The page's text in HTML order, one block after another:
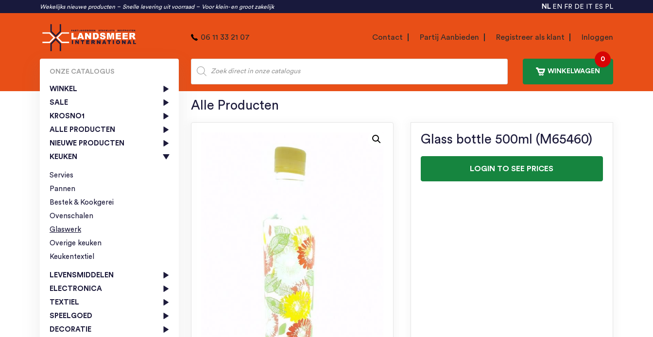
Wekelijks nieuwe producten Snelle levering uit voorraad Voor klein- en groot zakelijk NL EN FR DE IT ES PL
06 11 33 21 07 Contact Partij Aanbieden Registreer als klant Inloggen
Producten
zoeken
WINKELWAGEN
0
ONZE CATALOGUS
WINKEL
SALE
KROSNO1
ALLE PRODUCTEN
NIEUWE PRODUCTEN
KEUKEN
Servies
Pannen
Bestek & Kookgerei
Ovenschalen
Glaswerk
Overige keuken
Keukentextiel
LEVENSMIDDELEN
ELECTRONICA
TEXTIEL
SPEELGOED
DECORATIE
Alle Producten
Glass bottle 500ml (M65460)
LOGIN TO SEE PRICES